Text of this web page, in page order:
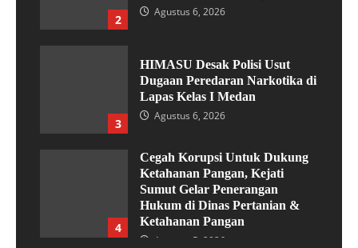
2
Agustus 6, 2026
3
HIMASU Desak Polisi Usut
Dugaan Peredaran Narkotika di
Lapas Kelas I Medan
Agustus 6, 2026
4
Cegah Korupsi Untuk Dukung
Ketahanan Pangan, Kejati
Sumut Gelar Penerangan
Hukum di Dinas Pertanian &
Ketahanan Pangan
Agustus 5, 2026